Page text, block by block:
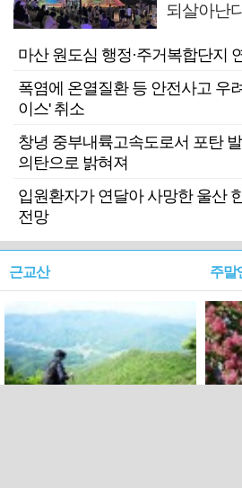
되살아난
마산 원도심 행정·주거복합단지
폭염에 온열질환 등 안전사고 우
이스' 취소
창녕 중부내륙고속도로서 포탄
의탄으로 밝혀져
입원환자가 연달아 사망한 울산
전망
근교산 주말